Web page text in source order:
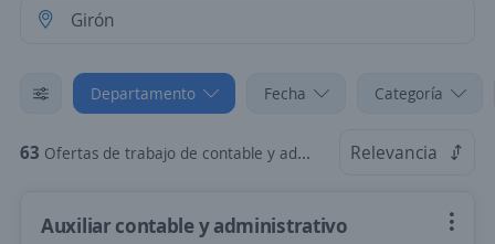
Departamento Fecha Categoría
63 Ofertas de trabajo de contable y administrativo en Girón, Santander Relevancia
Auxiliar contable y administrativo